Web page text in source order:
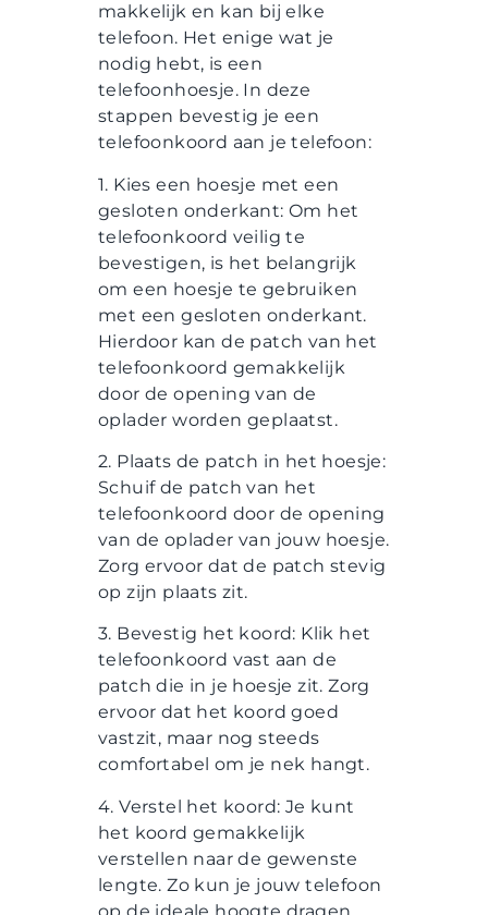
makkelijk en kan bij elke
telefoon. Het enige wat je
nodig hebt, is een
telefoonhoesje. In deze
stappen bevestig je een
telefoonkoord aan je telefoon:
1. Kies een hoesje met een
gesloten onderkant: Om het
telefoonkoord veilig te
bevestigen, is het belangrijk
om een hoesje te gebruiken
met een gesloten onderkant.
Hierdoor kan de patch van het
telefoonkoord gemakkelijk
door de opening van de
oplader worden geplaatst.
2. Plaats de patch in het hoesje:
Schuif de patch van het
telefoonkoord door de opening
van de oplader van jouw hoesje.
Zorg ervoor dat de patch stevig
op zijn plaats zit.
3. Bevestig het koord: Klik het
telefoonkoord vast aan de
patch die in je hoesje zit. Zorg
ervoor dat het koord goed
vastzit, maar nog steeds
comfortabel om je nek hangt.
4. Verstel het koord: Je kunt
het koord gemakkelijk
verstellen naar de gewenste
lengte. Zo kun je jouw telefoon